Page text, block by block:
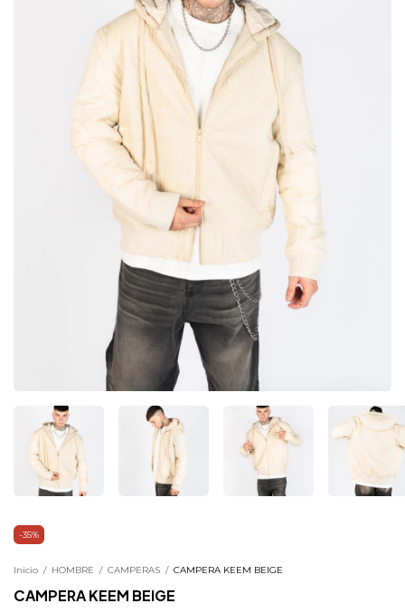
-35%
Inicio / HOMBRE / CAMPERAS / CAMPERA KEEM BEIGE
CAMPERA KEEM BEIGE